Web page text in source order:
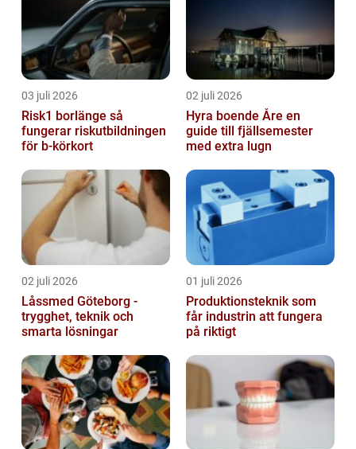
03 juli 2026
Risk1 borlänge så
fungerar riskutbildningen
för b-körkort
02 juli 2026
Hyra boende Åre en
guide till fjällsemester
med extra lugn
02 juli 2026
Låssmed Göteborg -
trygghet, teknik och
smarta lösningar
01 juli 2026
Produktionsteknik som
får industrin att fungera
på riktigt